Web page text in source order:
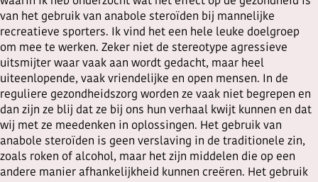
van het gebruik van anabole steroïden bij mannelijke
recreatieve sporters. Ik vind het een hele leuke doelgroep
om mee te werken. Zeker niet de stereotype agressieve
uitsmijter waar vaak aan wordt gedacht, maar heel
uiteenlopende, vaak vriendelijke en open mensen. In de
reguliere gezondheidszorg worden ze vaak niet begrepen en
dan zijn ze blij dat ze bij ons hun verhaal kwijt kunnen en dat
wij met ze meedenken in oplossingen. Het gebruik van
anabole steroïden is geen verslaving in de traditionele zin,
zoals roken of alcohol, maar het zijn middelen die op een
andere manier afhankelijkheid kunnen creëren. Het gebruik